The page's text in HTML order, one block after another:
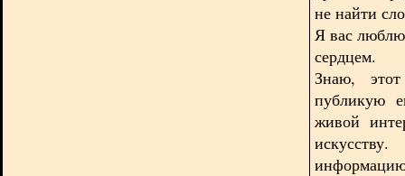
не найти
Я вас
сердцем.
Знаю,
публикую
живой